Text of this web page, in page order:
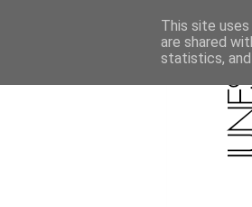
This site
are shared
statistics,